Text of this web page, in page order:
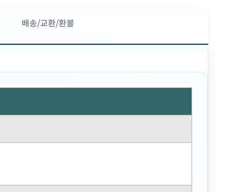
배송/교환/환불